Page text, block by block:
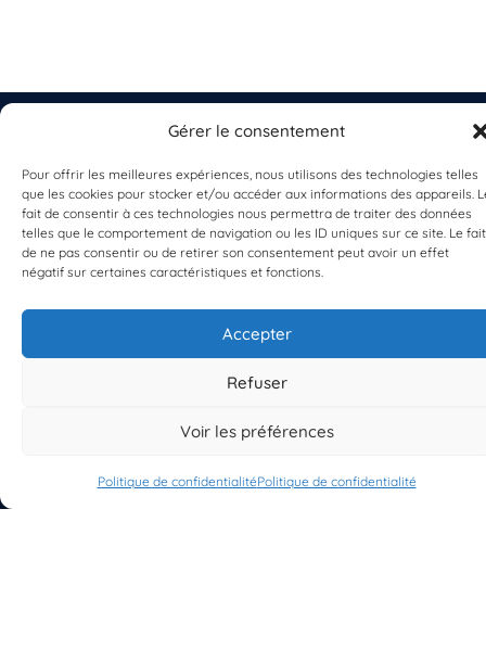
Gérer le consentement
Pour offrir les meilleures expériences, nous utilisons des technologies telles
que les cookies pour stocker et/ou accéder aux informations des appareils.
fait de consentir à ces technologies nous permettra de traiter des données
telles que le comportement de navigation ou les ID uniques sur ce site. Le fait
de ne pas consentir ou de retirer son consentement peut avoir un effet
négatif sur certaines caractéristiques et fonctions.
Accepter
Refuser
Voir les préférences
Politique de confidentialitéPolitique de confidentialité
EST UN PROGRAMME DE
S'INSCRIRE À LA NEWSLETTER
PLANÈTE MER